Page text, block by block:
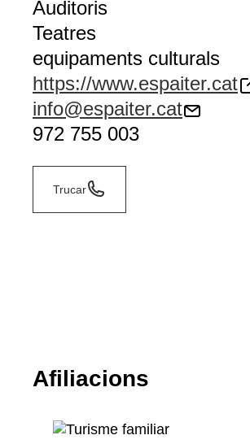
Auditoris
Teatres
equipaments culturals
https://www.espaiter.cat
info@espaiter.cat
972 755 003
Trucar
Afiliacions